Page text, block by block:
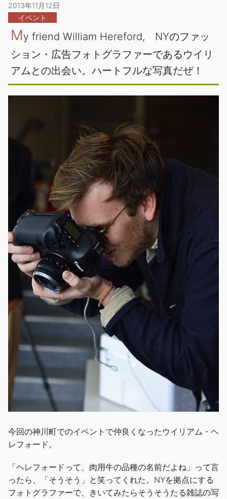
2013年11月12日
イベント
My friend William Hereford, NYのファッ
ション・広告フォトグラファーであるウイリ
アムとの出会い。ハートフルな写真だぜ！
今回の神川町でのイベントで仲良くなったウイリアム・ヘ
レフォード。
「ヘレフォードって、肉用牛の品種の名前だよね」って言
ったら、「そうそう」と笑ってくれた。NYを拠点にする
フォトグラファーで、きいてみたらそうそうたる雑誌の写